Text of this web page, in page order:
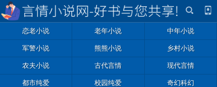
恋老小说 老年小说 中年小说
军警小说 熊熊小说 乡村小说
农夫小说 古代言情 现代言情
都市纯爱 校园纯爱 奇幻科幻